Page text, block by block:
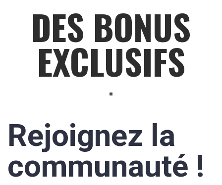
DES BONUS
EXCLUSIFS
Rejoignez la
communauté !